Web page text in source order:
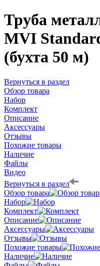
Труба
MVI
(бухта 50 м)
Вернуться в раздел
Обзор товара
Набор
Комплект
Описание
Аксессуары
Отзывы
Похожие товары
Наличие
Файлы
Видео
Вернуться в раздел
Обзор товара
Набор
Комплект
Описание
Аксессуары
Отзывы
Похожие товары
Наличие